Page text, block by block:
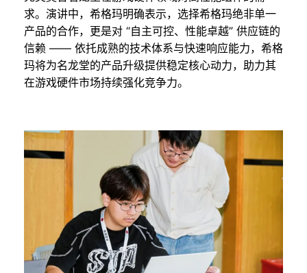
求。演讲中，希格玛明确表示，选择希格玛绝非单一
产品的合作，更是对 “自主可控、性能卓越” 供应链的
信赖 —— 依托成熟的技术体系与快速响应能力，希格
玛将为名龙堂的产品升级提供稳定核心动力，助力其
在游戏硬件市场持续强化竞争力。